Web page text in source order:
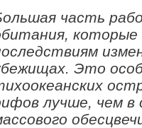
часть
Это
лучше, чем в